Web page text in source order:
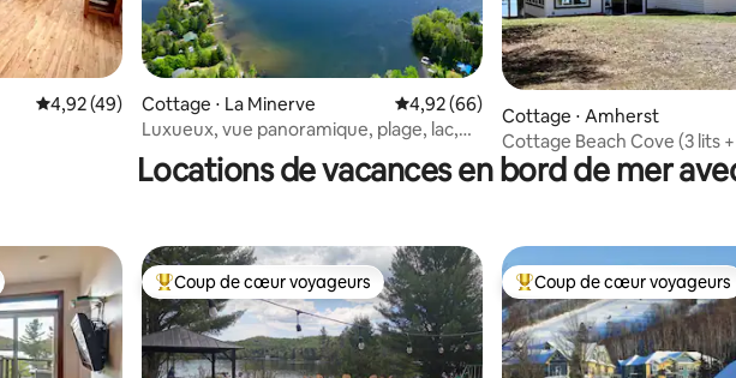
Évaluation moyenne sur la base de 49 commentaires : 4,92 sur 5
4,92 (49)
Cottage ⋅ La Minerve Évaluation moyenne sur la base de 66
4,92 (66)
Luxueux, vue panoramique, plage, lac,
spa, jeux
Cottage ⋅ Amherst
Cottage Beach Cove (3 lits +
bain + bord de mer)
Locations de vacances en bord de mer
Coups de cœur voyageurs les plus appréciés
Coup de cœur voyageurs Coups de cœur voyageurs
Coup de cœur voyageurs